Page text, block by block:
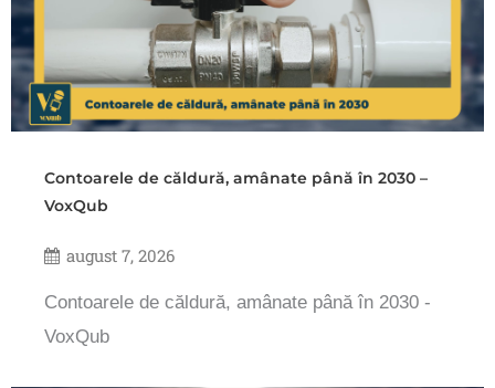
Contoarele de căldură, amânate până în 2030 –
VoxQub
august 7, 2026
Contoarele de căldură, amânate până în 2030 -
VoxQub